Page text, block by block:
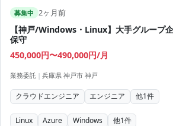
募集中 2ヶ月前
【神戸/Windows・Linux】大手グループ
保守
450,000円〜490,000円/月
業務委託 | 兵庫県 神戸市 神戸
クラウドエンジニア エンジニア 他1件
Linux Azure Windows 他1件